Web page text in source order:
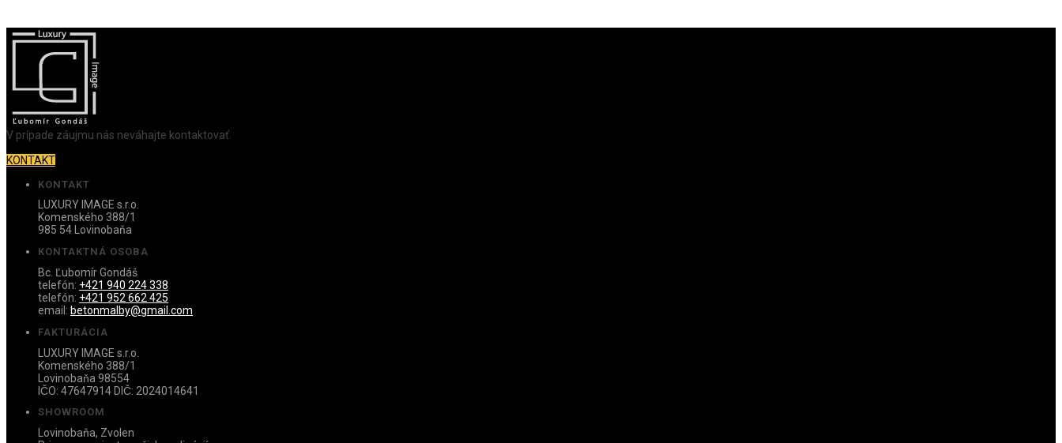
V prípade záujmu nás neváhajte kontaktovať.
KONTAKT
KONTAKT
LUXURY IMAGE s.r.o.
Komenského 388/1
985 54 Lovinobaňa
KONTAKTNÁ OSOBA
Bc. Ľubomír Gondáš
telefón: +421 940 224 338
telefón: +421 952 662 425
email: betonmalby@gmail.com
FAKTURÁCIA
LUXURY IMAGE s.r.o.
Komenského 388/1
Lovinobaňa 98554
IČO: 47647914 DIČ: 2024014641
SHOWROOM
Lovinobaňa, Zvolen